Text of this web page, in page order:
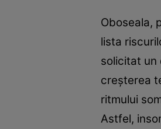
Oboseala,
lista
solicitat un
creşterea
ritmului
Astfel,